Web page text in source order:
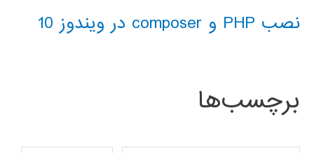
نصب PHP و composer در ویندوز 10
برچسب‌ها